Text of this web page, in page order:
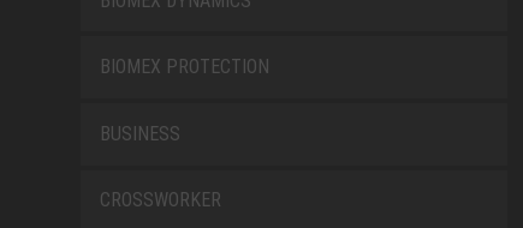
BIOMEX PROTECTION
BUSINESS
CROSSWORKER